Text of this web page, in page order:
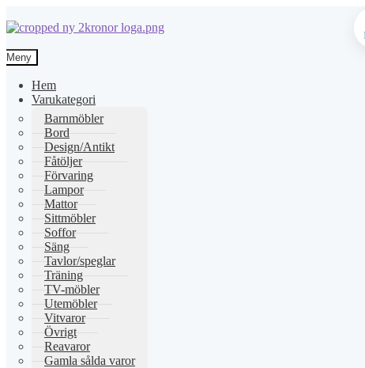
Hoppa
till
navigering
Hoppa
till
innehåll
Meny
Hem
Varukategori
Barnmöbler
Bord
Design/Antikt
Fåtöljer
Förvaring
Lampor
Mattor
Sittmöbler
Soffor
Säng
Tavlor/speglar
Träning
TV-möbler
Utemöbler
Vitvaror
Övrigt
Reavaror
Gamla sålda varor